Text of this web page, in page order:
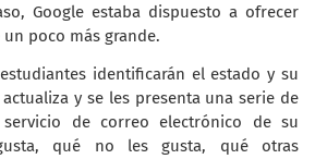
Google estaba dispuesto a ofrecer
poco más grande.
identificarán el estado y su
y se les presenta una serie de
de correo electrónico de su
qué no les gusta, qué otras